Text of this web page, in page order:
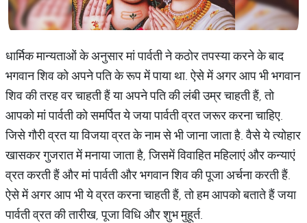
धार्मिक मान्यताओं के अनुसार मां पार्वती ने कठोर तपस्या करने के बाद
भगवान शिव को अपने पति के रूप में पाया था. ऐसे में अगर आप भी भगवान
शिव की तरह वर चाहती हैं या अपने पति की लंबी उम्र चाहती हैं, तो
आपको मां पार्वती को समर्पित ये जया पार्वती व्रत जरूर करना चाहिए.
जिसे गौरी व्रत या विजया व्रत के नाम से भी जाना जाता है. वैसे ये त्योहार
खासकर गुजरात में मनाया जाता है, जिसमें विवाहित महिलाएं और कन्याएं
व्रत करती हैं और मां पार्वती और भगवान शिव की पूजा अर्चना करती हैं.
ऐसे में अगर आप भी ये व्रत करना चाहती हैं, तो हम आपको बताते हैं जया
पार्वती व्रत की तारीख, पूजा विधि और शुभ मुहूर्त.